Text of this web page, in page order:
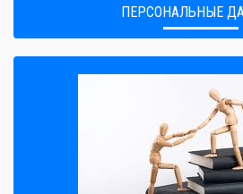
ПЕРСОНАЛЬНЫЕ